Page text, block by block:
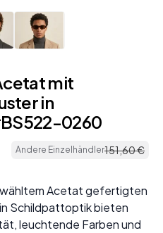
mit
in
0260
Andere Einzelhändler151,60€
Acetat gefertigten
Schildpattoptik bieten
leuchtende Farben und